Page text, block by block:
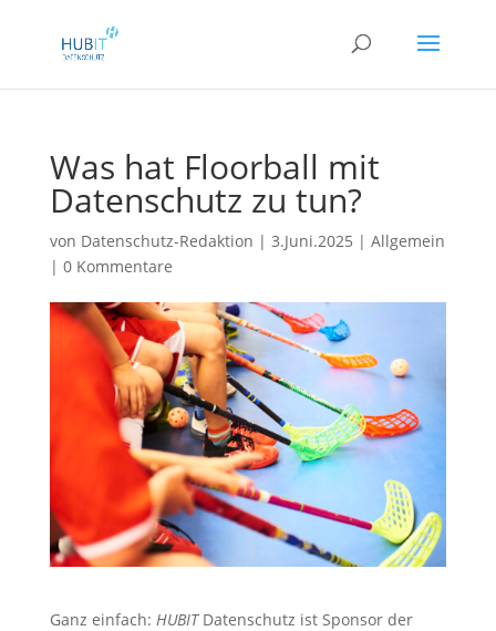
Was hat Floorball mit
Datenschutz zu tun?
von Datenschutz-Redaktion | 3.Juni.2025 | Allgemein
| 0 Kommentare
Ganz einfach: HUBITDatenschutz ist Sponsor der